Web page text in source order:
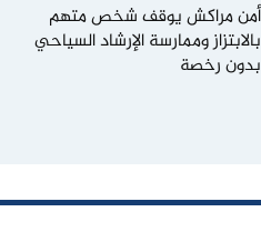
أمن مراكش يوقف شخص متهم
بالابتزاز وممارسة الإرشاد السياحي
بدون رخصة